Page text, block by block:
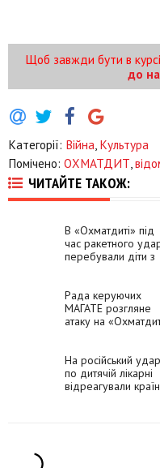
Щоб завжди бути в
до
Категорії: Війна, Культура
Помічено: ОХМАТДИТ,
ЧИТАЙТЕ ТАКОЖ:
В «Охматдиті» під
час ракетного
перебували діти з
Рада керуючих
МАГАТЕ розгляне
атаку на
На російський удар
по дитячій лікарні
відреагували